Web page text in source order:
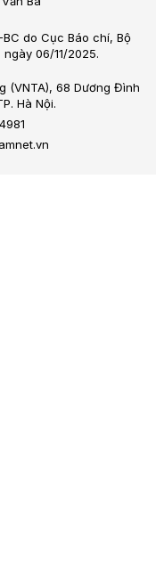
do Cục Báo chí, Bộ
06/11/2025.
(VNTA), 68 Dương Đình
Hà Nội.